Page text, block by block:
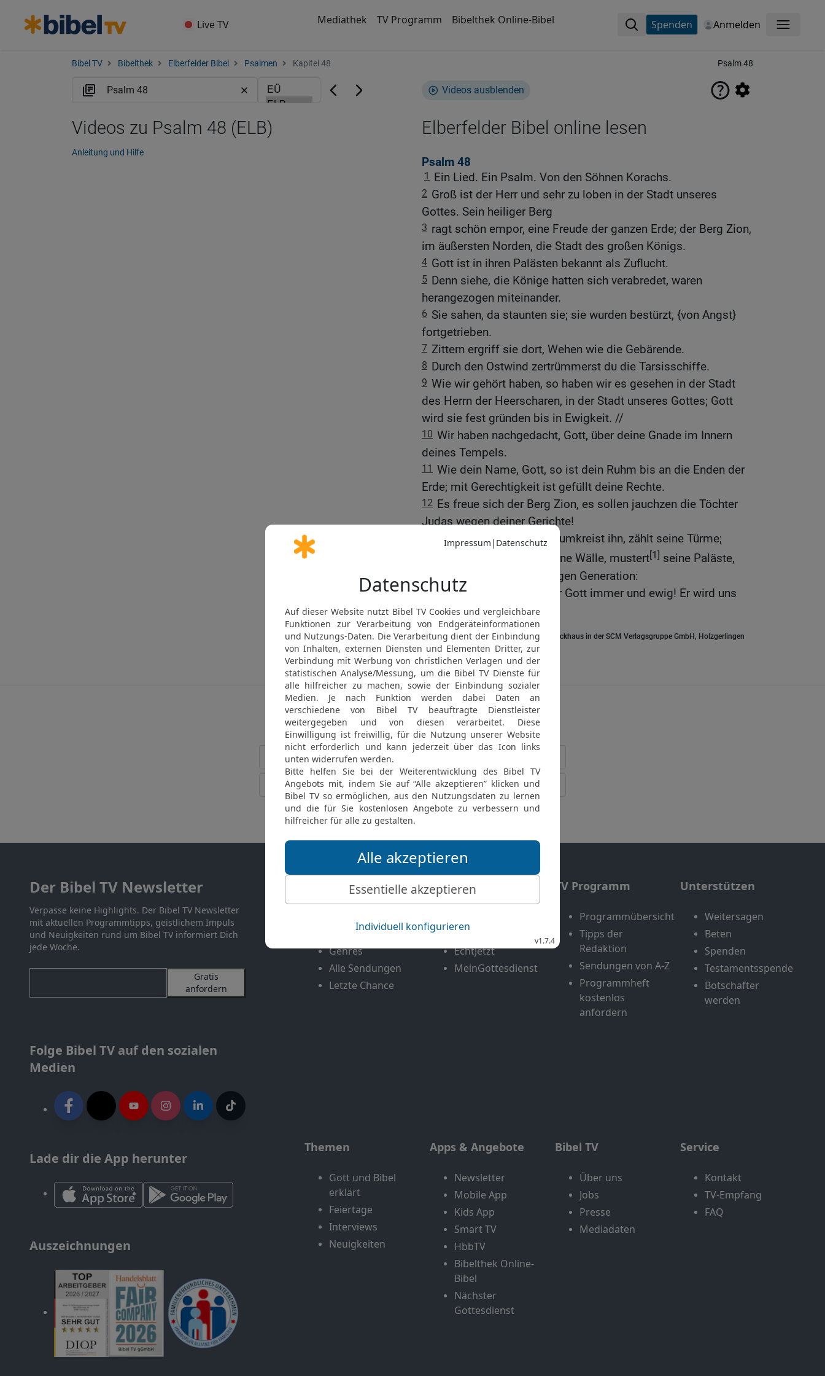
Live TV Mediathek TV Programm Bibelthek Online-Bibel Spenden Anmelden Menü
Bibel TV Bibelthek Elberfelder Bibel Psalmen Kapitel 48 Psalm 48
Videos ausblenden
Elberfelder Bibel online lesen
Psalm 48
1 Ein Lied. Ein Psalm. Von den Söhnen Korachs.
2 Groß ist der Herr und sehr zu loben in der Stadt unseres
Gottes. Sein heiliger Berg
3 ragt schön empor, eine Freude der ganzen Erde; der Berg Zion,
im äußersten Norden, die Stadt des großen Königs.
4 Gott ist in ihren Palästen bekannt als Zuflucht.
5 Denn siehe, die Könige hatten sich verabredet, waren
herangezogen miteinander.
6 Sie sahen, da staunten sie; sie wurden bestürzt, {von Angst}
fortgetrieben.
7 Zittern ergriff sie dort, Wehen wie die Gebärende.
8 Durch den Ostwind zertrümmerst du die Tarsisschiffe.
9 Wie wir gehört haben, so haben wir es gesehen in der Stadt
des Herrn der Heerscharen, in der Stadt unseres Gottes; Gott
wird sie fest gründen bis in Ewigkeit. //
10 Wir haben nachgedacht, Gott, über deine Gnade im Innern
deines Tempels.
11 Wie dein Name, Gott, so ist dein Ruhm bis an die Enden der
Erde; mit Gerechtigkeit ist gefüllt deine Rechte.
12 Es freue sich der Berg Zion, es sollen jauchzen die Töchter
Judas wegen deiner Gerichte!
Zieht rund um Zion und umkreist ihn, zählt seine Türme;
richtet euer Herz auf seine Wälle, mustert[1] seine Paläste,
damit ihr erzählt der künftigen Generation:
15 Ja, dieser ist Gott, unser Gott immer und ewig! Er wird uns
leiten[2]
Elberfelder Bibel 2006, © 2006 SCM R.Brockhaus in der SCM Verlagsgruppe GmbH, Holzgerlingen
Videos zu Psalm 48 (ELB)
Anleitung und Hilfe
Möchtest du uns Feedback geben?
Bewertung der Bibelthek
FEEDBACK SENDEN
Der Bibel TV Newsletter
Verpasse keine Highlights. Der Bibel TV Newsletter
mit aktuellen Programmtipps, geistlichem Impuls
und Neuigkeiten rund um Bibel TV informiert Dich
jede Woche.
Gratis
anfordern
Folge Bibel TV auf den sozialen
Medien
Lade dir die App herunter
Auszeichnungen
Mediathek
Exklusiv
Genres
Alle Sendungen
Letzte Chance
Livestream
Bibel TV Impuls
EchtJetzt
MeinGottesdienst
TV Programm
Programmübersicht
Tipps der
Redaktion
Sendungen von A-Z
Programmheft
kostenlos
anfordern
Unterstützen
Weitersagen
Beten
Spenden
Testamentsspende
Botschafter
werden
Themen
Gott und Bibel
erklärt
Feiertage
Interviews
Neuigkeiten
Apps & Angebote
Newsletter
Mobile App
Kids App
Smart TV
HbbTV
Bibelthek Online-
Bibel
Nächster
Gottesdienst
Bibel TV
Über uns
Jobs
Presse
Mediadaten
Service
Kontakt
TV-Empfang
FAQ